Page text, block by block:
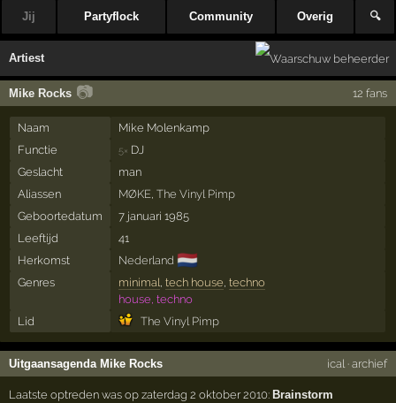
Jij Partyflock Community Overig 🔍
Artiest
Mike Rocks 📷 12 fans
Naam
Mike Molenkamp
Functie
5× DJ
Geslacht
man
Aliassen
MØKE The Vinyl Pimp
Geboortedatum
7 januari 1985
Leeftijd
41
Herkomst
Nederland 🇳🇱
Genres minimal tech house techno
house, techno
Lid
The Vinyl Pimp
Uitgaansagenda Mike Rocks ical· archief
Laatste optreden was op zaterdag 2 oktober 2010:Brainstorm